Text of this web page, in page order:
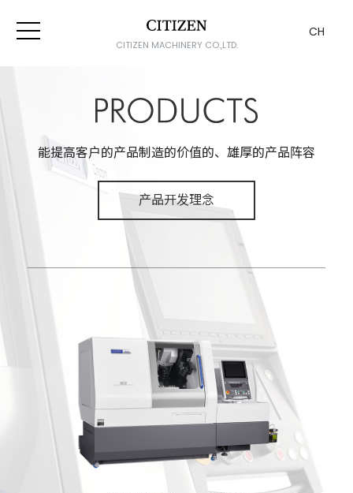
CITIZEN MACHINERY CO.,LTD.
CH
能提高客户的产品制造的价值的、 雄厚的产品阵容
产品开发理念